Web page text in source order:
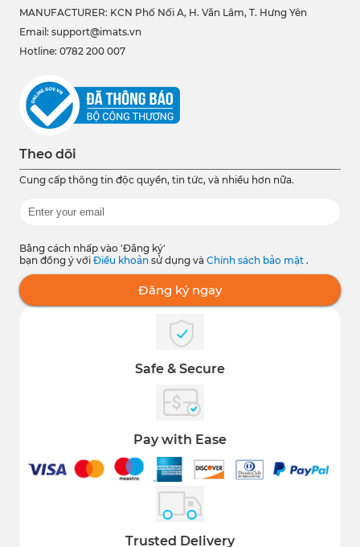
MANUFACTURER: KCN Phố Nối A, H. Văn Lâm, T. Hưng Yên
Email: support@imats.vn
Hotline: 0782 200 007
Theo dõi
Cung cấp thông tin độc quyền, tin tức, và nhiều hơn nữa.
Bằng cách nhấp vào 'Đăng ký'
bạn đồng ý với Điều khoản sử dụng và Chính sách bảo mật .
Đăng ký ngay
Safe & Secure
Pay with Ease
Trusted Delivery